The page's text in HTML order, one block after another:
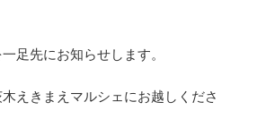
足先にお知らせします。
えきまえマルシェにお越しくださ